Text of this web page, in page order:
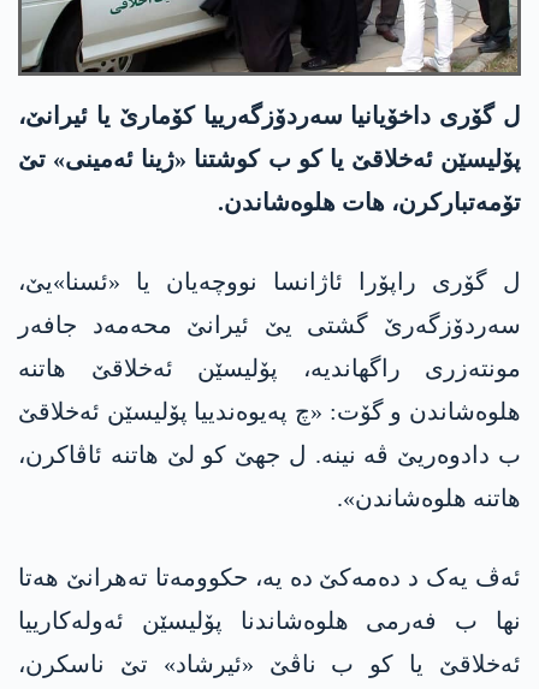
ل گۆری داخۆیانیا سەردۆزگەرییا کۆمارێ یا ئیرانێ،
پۆلیسێن ئەخلاقێ یا کو ب کوشتنا «ژینا ئەمینی» تێ
تۆمەتبارکرن، هات هلوەشاندن.
ل گۆری راپۆرا ئاژانسا نووچه‌یان یا «ئسنا»یێ،
سەردۆزگەرێ گشتی یێ ئیرانێ محەمەد جافەر
مونتەزری راگهاندیە، پۆلیسێن ئەخلاقێ هاتنە
هلوەشاندن و گۆت: «چ پەیوەندییا پۆلیسێن ئەخلاقێ
ب دادوەریێ ڤه‌ نینە. ل جهێ کو لێ هاتنە ئاڤاکرن،
هاتنە هلوەشاندن».
ئەڤ یەک د دەمەکێ دە یە، حکوومەتا تەهرانێ هەتا
نها ب فەرمی هلوەشاندنا پۆلیسێن ئەولەکارییا
ئەخلاقێ یا کو ب ناڤێ «ئیرشاد» تێ ناسکرن،